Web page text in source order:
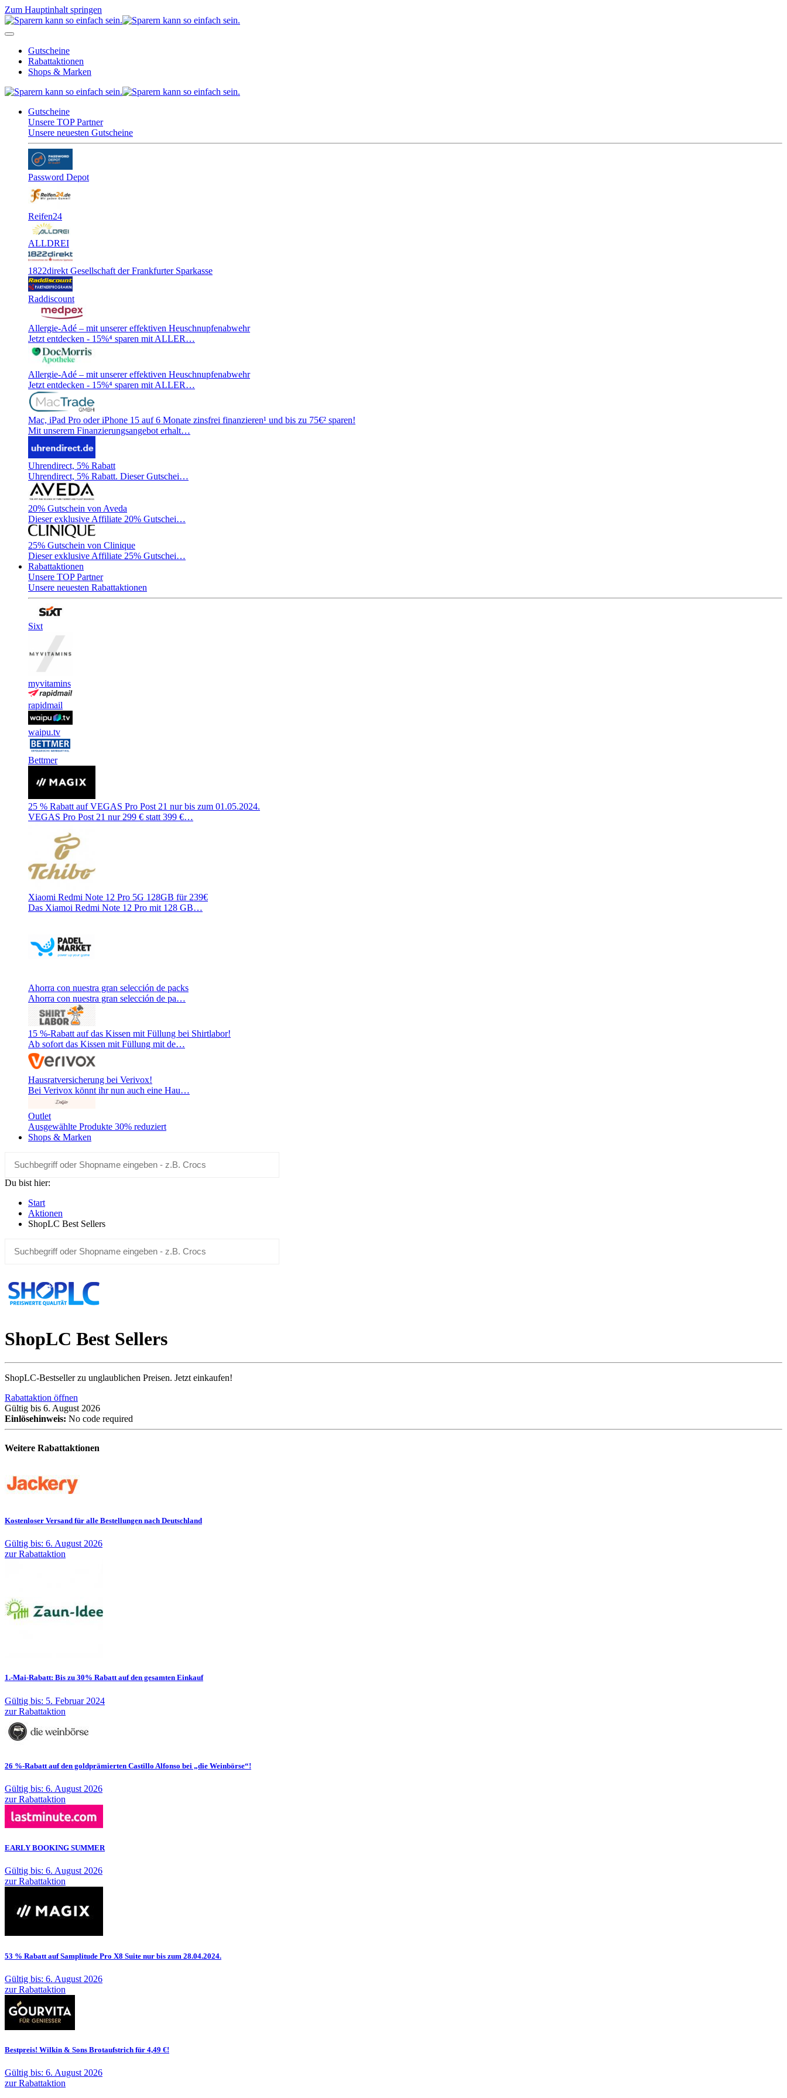
Zum Hauptinhalt springen
Gutscheine
Rabattaktionen
Shops & Marken
Gutscheine
Unsere TOP Partner
Unsere neuesten Gutscheine
Password Depot
Reifen24
ALLDREI
1822direkt Gesellschaft der Frankfurter Sparkasse
Raddiscount
Allergie-Adé – mit unserer effektiven Heuschnupfenabwehr
Jetzt entdecken - 15%⁴ sparen mit ALLER…
Allergie-Adé – mit unserer effektiven Heuschnupfenabwehr
Jetzt entdecken - 15%⁴ sparen mit ALLER…
Mac, iPad Pro oder iPhone 15 auf 6 Monate zinsfrei finanzieren¹ und bis zu 75€² sparen!
Mit unserem Finanzierungsangebot erhalt…
Uhrendirect, 5% Rabatt
Uhrendirect, 5% Rabatt. Dieser Gutschei…
20% Gutschein von Aveda
Dieser exklusive Affiliate 20% Gutschei…
25% Gutschein von Clinique
Dieser exklusive Affiliate 25% Gutschei…
Rabattaktionen
Unsere TOP Partner
Unsere neuesten Rabattaktionen
Sixt
myvitamins
rapidmail
waipu.tv
Bettmer
25 % Rabatt auf VEGAS Pro Post 21 nur bis zum 01.05.2024.
VEGAS Pro Post 21 nur 299 € statt 399 €…
Xiaomi Redmi Note 12 Pro 5G 128GB für 239€
Das Xiamoi Redmi Note 12 Pro mit 128 GB…
Ahorra con nuestra gran selección de packs
Ahorra con nuestra gran selección de pa…
15 %-Rabatt auf das Kissen mit Füllung bei Shirtlabor!
Ab sofort das Kissen mit Füllung mit de…
Hausratversicherung bei Verivox!
Bei Verivox könnt ihr nun auch eine Hau…
Outlet
Ausgewählte Produkte 30% reduziert
Shops & Marken
Du bist hier:
Start
Aktionen
ShopLC Best Sellers
ShopLC Best Sellers
ShopLC-Bestseller zu unglaublichen Preisen. Jetzt einkaufen!
Rabattaktion öffnen
Gültig bis 6. August 2026
Einlösehinweis: No code required
Weitere Rabattaktionen
Kostenloser Versand für alle Bestellungen nach Deutschland
Gültig bis: 6. August 2026
zur Rabattaktion
1.-Mai-Rabatt: Bis zu 30% Rabatt auf den gesamten Einkauf
Gültig bis: 5. Februar 2024
zur Rabattaktion
26 %-Rabatt auf den goldprämierten Castillo Alfonso bei „die Weinbörse“!
Gültig bis: 6. August 2026
zur Rabattaktion
EARLY BOOKING SUMMER
Gültig bis: 6. August 2026
zur Rabattaktion
53 % Rabatt auf Samplitude Pro X8 Suite nur bis zum 28.04.2024.
Gültig bis: 6. August 2026
zur Rabattaktion
Bestpreis! Wilkin & Sons Brotaufstrich für 4,49 €!
Gültig bis: 6. August 2026
zur Rabattaktion